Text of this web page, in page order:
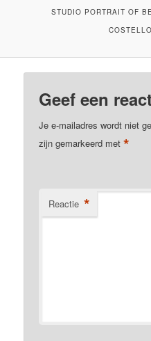
STUDIO PORTRAIT OF
Geef een
Je e-mailadres wordt niet
zijn gemarkeerd met*
Reactie *